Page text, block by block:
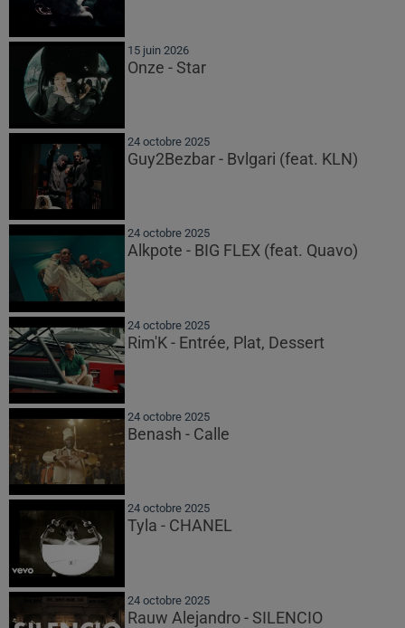
15 juin 2026
Onze - Star
24 octobre 2025
Guy2Bezbar - Bvlgari (feat. KLN)
24 octobre 2025
Alkpote - BIG FLEX (feat. Quavo)
24 octobre 2025
Rim'K - Entrée, Plat, Dessert
24 octobre 2025
Benash - Calle
24 octobre 2025
Tyla - CHANEL
24 octobre 2025
Rauw Alejandro - SILENCIO